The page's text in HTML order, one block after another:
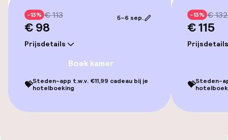
Terras
Zonneterras
Eet- en drinkgelegenheden
Restaurant
Bar
-13% € 113
€ 98
Prijsdetails
5–6 sep.
Boek kamer
💝Steden-app t.w.v. €11,99 cadeau bij je
hotelboeking
-13% € 132
€ 115
Prijsdetails
💝Steden-